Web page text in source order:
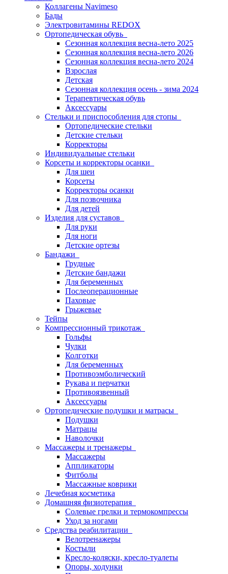
Коллагены Navimeso
Бады
Электровитамины REDOX
Ортопедическая обувь
Сезонная коллекция весна-лето 2025
Сезонная коллекция весна-лето 2026
Сезонная коллекция весна-лето 2024
Взрослая
Детская
Сезонная коллекция осень - зима 2024
Терапевтическая обувь
Аксессуары
Стельки и приспособления для стопы
Ортопедические стельки
Детские стельки
Корректоры
Индивидуальные стельки
Корсеты и корректоры осанки
Для шеи
Корсеты
Корректоры осанки
Для позвочника
Для детей
Изделия для суставов
Для руки
Для ноги
Детские ортезы
Бандажи
Грудные
Детские бандажи
Для беременных
Послеоперационные
Паховые
Грыжевые
Тейпы
Компрессионный трикотаж
Гольфы
Чулки
Колготки
Для беременных
Противоэмболический
Рукава и перчатки
Противоязвенный
Аксессуары
Ортопедические подушки и матрасы
Подушки
Матрацы
Наволочки
Массажеры и тренажеры
Массажеры
Аппликаторы
Фитболы
Массажные коврики
Лечебная косметика
Домашняя физиотерапия
Солевые грелки и термокомпрессы
Уход за ногами
Средства реабилитации
Велотренажеры
Костыли
Кресло-коляски, кресло-туалеты
Опоры, ходунки